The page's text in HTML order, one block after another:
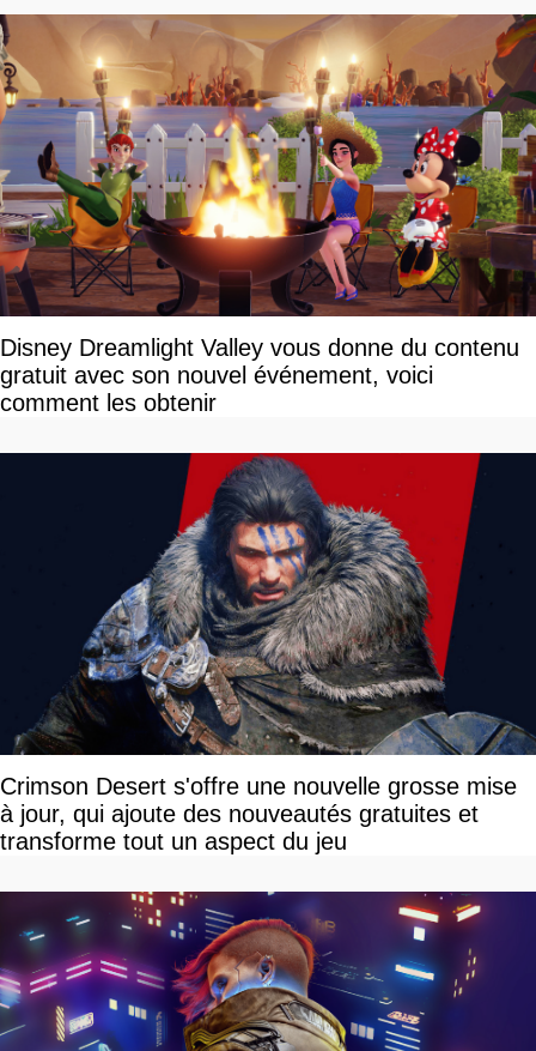
Disney Dreamlight Valley vous donne du contenu
gratuit avec son nouvel événement, voici
comment les obtenir
Crimson Desert s'offre une nouvelle grosse mise
à jour, qui ajoute des nouveautés gratuites et
transforme tout un aspect du jeu